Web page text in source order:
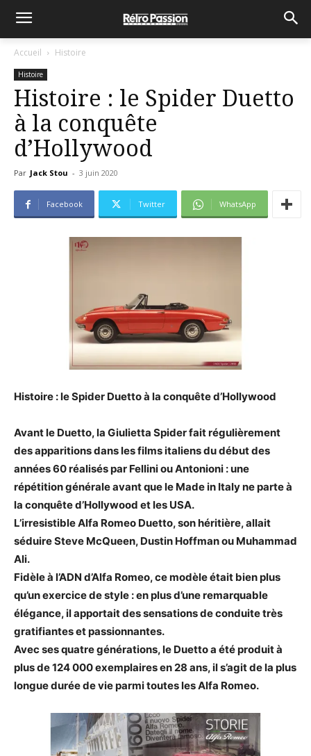
Accueil Histoire
Histoire
Histoire : le Spider Duetto
à la conquête
d’Hollywood
Par Jack Stou - 3 juin 2020
Facebook Twitter WhatsApp
Histoire : le Spider Duetto à la conquête d’Hollywood
Avant le Duetto, la Giulietta Spider fait régulièrement
des apparitions dans les films italiens du début des
années 60 réalisés par Fellini ou Antonioni : une
répétition générale avant que le Made in Italy ne parte à
la conquête d’Hollywood et les USA.
L’irresistible Alfa Romeo Duetto, son héritière, allait
séduire Steve McQueen, Dustin Hoffman ou Muhammad
Ali.
Fidèle à l’ADN d’Alfa Romeo, ce modèle était bien plus
qu’un exercice de style : en plus d’une remarquable
élégance, il apportait des sensations de conduite très
gratifiantes et passionnantes.
Avec ses quatre générations, le Duetto a été produit à
plus de 124 000 exemplaires en 28 ans, il s’agit de la plus
longue durée de vie parmi toutes les Alfa Romeo.